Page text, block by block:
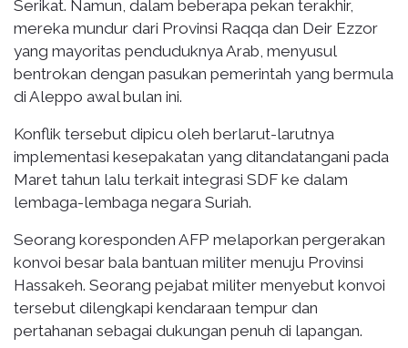
Serikat. Namun, dalam beberapa pekan terakhir,
mereka mundur dari Provinsi Raqqa dan Deir Ezzor
yang mayoritas penduduknya Arab, menyusul
bentrokan dengan pasukan pemerintah yang bermula
di Aleppo awal bulan ini.
Konflik tersebut dipicu oleh berlarut-larutnya
implementasi kesepakatan yang ditandatangani pada
Maret tahun lalu terkait integrasi SDF ke dalam
lembaga-lembaga negara Suriah.
Seorang koresponden AFP melaporkan pergerakan
konvoi besar bala bantuan militer menuju Provinsi
Hassakeh. Seorang pejabat militer menyebut konvoi
tersebut dilengkapi kendaraan tempur dan
pertahanan sebagai dukungan penuh di lapangan.